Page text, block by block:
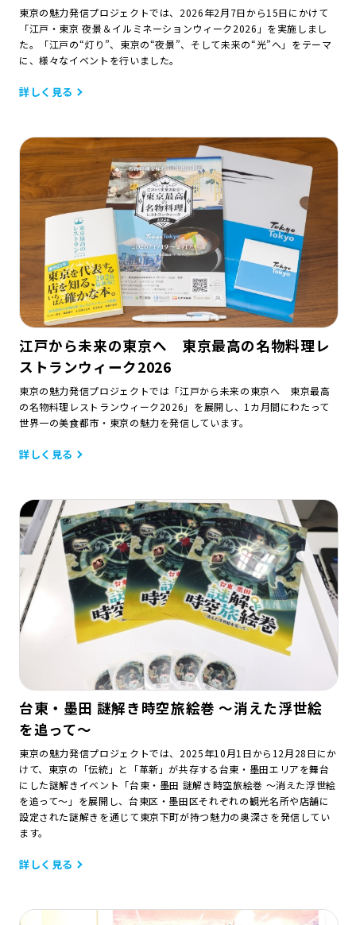
東京の魅力発信プロジェクトでは、2026年2月7日から15日にかけて
「江戸・東京 夜景＆イルミネーションウィーク2026」を実施しまし
た。「江戸の“灯り”、東京の“夜景”、そして未来の“光”へ」をテーマ
に、様々なイベントを行いました。
詳しく見る
江戸から未来の東京へ 東京最高の名物料理レ
ストランウィーク2026
東京の魅力発信プロジェクトでは「江戸から未来の東京へ 東京最高
の名物料理レストランウィーク2026」を展開し、1カ月間にわたって
世界一の美食都市・東京の魅力を発信しています。
詳しく見る
台東・墨田 謎解き時空旅絵巻 ～消えた浮世絵
を追って～
東京の魅力発信プロジェクトでは、2025年10月1日から12月28日にか
けて、東京の「伝統」と「革新」が共存する台東・墨田エリアを舞台
にした謎解きイベント「台東・墨田 謎解き時空旅絵巻 ～消えた浮世絵
を追って～」を展開し、台東区・墨田区それぞれの観光名所や店舗に
設定された謎解きを通じて東京下町が持つ魅力の奥深さを発信してい
ます。
詳しく見る